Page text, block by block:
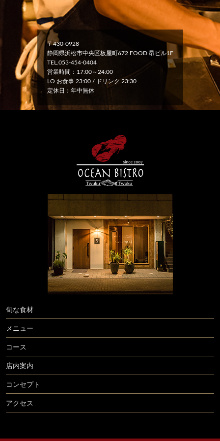
〒430-0928
静岡県浜松市中央区板屋町672 FOOD 昂ビル1F
TEL.053-454-0404
営業時間：17:00～24:00
LO お食事 23:00 / ドリンク 23:30
定休日：年中無休
旬な食材
メニュー
コース
店内案内
コンセプト
アクセス